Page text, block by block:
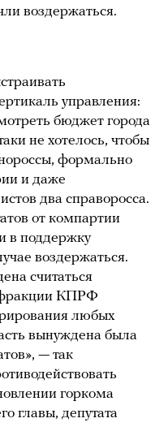
воздержаться.
управления:
бюджет города
не хотелось, чтобы
формально
и даже
два справоросса.
от компартии
в поддержку
воздержаться.
считаться
фракции КПРФ
любых
вынуждена была
— так
горкома
главы, депутата